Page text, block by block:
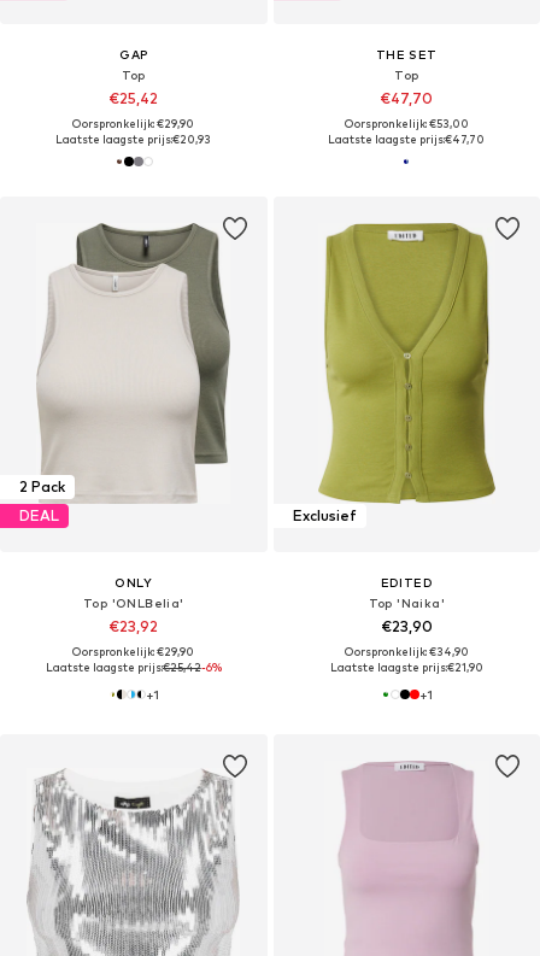
GAP
Top
€25,42
Oorspronkelijk: €29,90
Laatste laagste prijs:€20,93
THE SET
Top
€47,70
Oorspronkelijk: €53,00
Laatste laagste prijs:€47,70
2 Pack
DEAL
ONLY
Top 'ONLBelia'
€23,92
Oorspronkelijk: €29,90
Laatste laagste prijs:€25,42-6%
+1
Exclusief
EDITED
Top 'Naika'
€23,90
Oorspronkelijk: €34,90
Laatste laagste prijs:€21,90
+1